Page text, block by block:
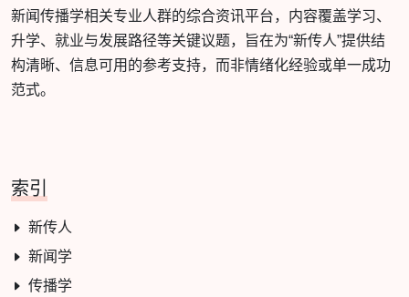
新闻传播学相关专业人群的综合资讯平台，内容覆盖学习、
升学、就业与发展路径等关键议题，旨在为“新传人”提供结
构清晰、信息可用的参考支持，而非情绪化经验或单一成功
范式。
索引
新传人
新闻学
传播学